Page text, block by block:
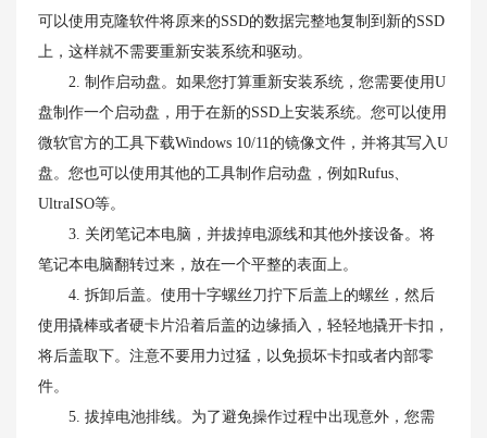
可以使用克隆软件将原来的SSD的数据完整地复制到新的SSD
上，这样就不需要重新安装系统和驱动。
2. 制作启动盘。如果您打算重新安装系统，您需要使用U
盘制作一个启动盘，用于在新的SSD上安装系统。您可以使用
微软官方的工具下载Windows 10/11的镜像文件，并将其写入U
盘。您也可以使用其他的工具制作启动盘，例如Rufus、
UltraISO等。
3. 关闭笔记本电脑，并拔掉电源线和其他外接设备。将
笔记本电脑翻转过来，放在一个平整的表面上。
4. 拆卸后盖。使用十字螺丝刀拧下后盖上的螺丝，然后
使用撬棒或者硬卡片沿着后盖的边缘插入，轻轻地撬开卡扣，
将后盖取下。注意不要用力过猛，以免损坏卡扣或者内部零
件。
5. 拔掉电池排线。为了避免操作过程中出现意外，您需